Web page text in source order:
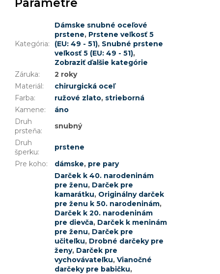
Parametre
Kategória:
Dámske snubné oceľové
prstene, Prstene veľkosť 5
(EU: 49 - 51), Snubné prstene
veľkosť 5 (EU: 49 - 51),
Zobraziť ďalšie kategórie
Záruka:
2 roky
Materiál :
chirurgická oceľ
Farba: ružové zlato, strieborná
Kamene:
áno
Druh
prsteňa:
snubný
Druh
šperku:
prstene
Pre koho: dámske, pre pary
Darček k 40. narodeninám
pre ženu, Darček pre
kamarátku, Originálny darček
pre ženu k 50. narodeninám,
Darček k 20. narodeninám
pre dievča, Darček k meninám
pre ženu, Darček pre
učiteľku, Drobné darčeky pre
ženy, Darček pre
vychovávateľku, Vianočné
darčeky pre babičku,